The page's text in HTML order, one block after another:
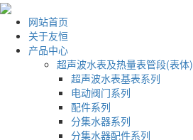
网站首页
关于友恒
产品中心
超声波水表及热量表管段(表体)
超声波水表基表系列
电动阀门系列
配件系列
分集水器系列
分集水器配件系列